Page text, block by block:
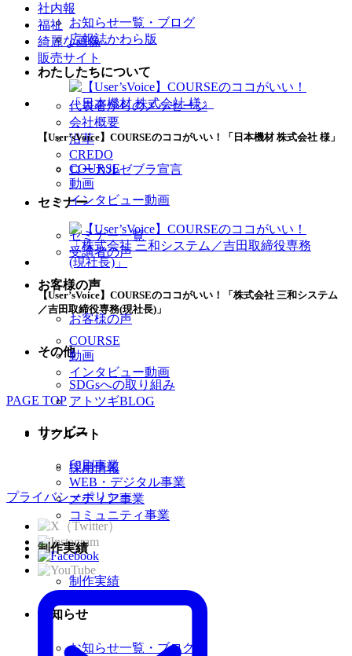
お知らせ一覧・ブログ
広報誌かわら版
わたしたちについて
代表者からのメッセージ
会社概要
沿革
CREDO
ローカルゼブラ宣言
セミナー
セミナー一覧
受講者の声
お客様の声
お客様の声
その他
SDGsへの取り組み
アトツギBLOG
リクルート
採用情報
プライバシーポリシー
社内報
福祉
綺麗な画像
販売サイト
【User’sVoice】COURSEのココがいい！「日本機材 株式会社 様」
COURSE
動画
インタビュー動画
【User’sVoice】COURSEのココがいい！「株式会社 三和システム
／吉田取締役専務(現社長)」
COURSE
動画
インタビュー動画
PAGE TOP
サービス
印刷事業
WEB・デジタル事業
メディア事業
コミュニティ事業
制作実績
制作実績
お知らせ
お知らせ一覧・ブログ